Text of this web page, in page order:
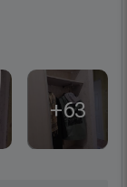
+63